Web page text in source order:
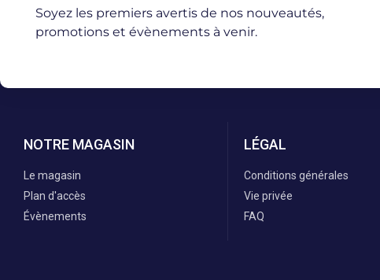
Soyez les premiers avertis de nos nouveautés,
promotions et évènements à venir.
NOTRE MAGASIN
Le magasin
Plan d'accès
Évènements
LÉGAL
Conditions générales
Vie privée
FAQ